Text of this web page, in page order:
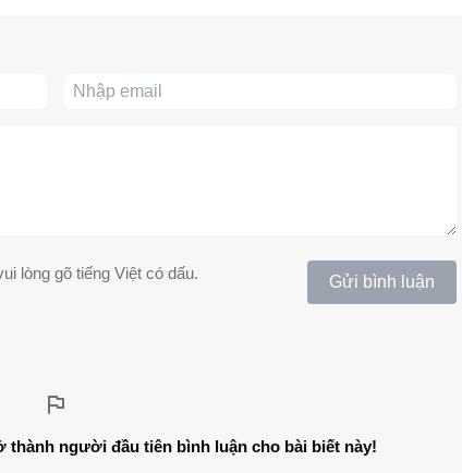
lòng gõ tiếng Việt có dấu. Gửi bình luận
thành người đầu tiên bình luận cho bài biết này!